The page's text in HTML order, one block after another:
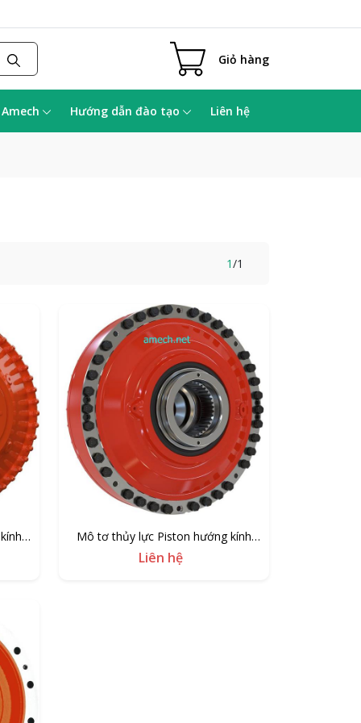
Giỏ hàng
Hướng dẫn đào tạo Liên hệ
1/1
Mô tơ thủy lực Piston hướng kính
Hagglunds CB
Liên hệ